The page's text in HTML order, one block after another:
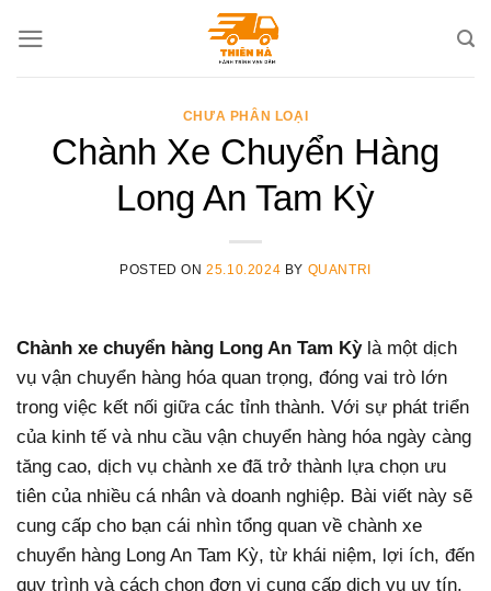
CHƯA PHÂN LOẠI
Chành Xe Chuyển Hàng
Long An Tam Kỳ
POSTED ON25.10.2024 BY QUANTRI
Chành xe chuyển hàng Long An Tam Kỳlà một dịch
vụ vận chuyển hàng hóa quan trọng, đóng vai trò lớn
trong việc kết nối giữa các tỉnh thành. Với sự phát triển
của kinh tế và nhu cầu vận chuyển hàng hóa ngày càng
tăng cao, dịch vụ chành xe đã trở thành lựa chọn ưu
tiên của nhiều cá nhân và doanh nghiệp. Bài viết này sẽ
cung cấp cho bạn cái nhìn tổng quan về chành xe
chuyển hàng Long An Tam Kỳ, từ khái niệm, lợi ích, đến
quy trình và cách chọn đơn vị cung cấp dịch vụ uy tín.